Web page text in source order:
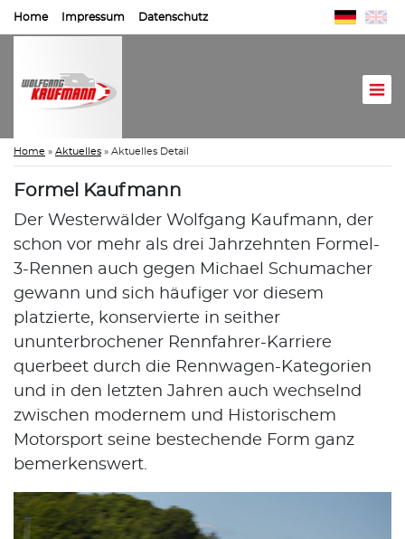
Home Impressum Datenschutz
Home » Aktuelles » Aktuelles Detail
Formel Kaufmann
Der Westerwälder Wolfgang Kaufmann, der
schon vor mehr als drei Jahrzehnten Formel-
3-Rennen auch gegen Michael Schumacher
gewann und sich häufiger vor diesem
platzierte, konservierte in seither
ununterbrochener Rennfahrer-Karriere
querbeet durch die Rennwagen-Kategorien
und in den letzten Jahren auch wechselnd
zwischen modernem und Historischem
Motorsport seine bestechende Form ganz
bemerkenswert.